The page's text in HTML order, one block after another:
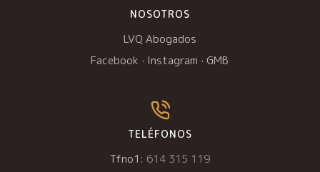
NOSOTROS
LVQ Abogados
Facebook · Instagram · GMB
TELÉFONOS
Tfno1: 614 315 119